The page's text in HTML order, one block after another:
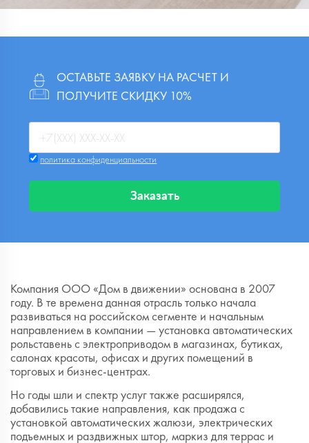
ОСТАВЬТЕ ЗАЯВКУ НА РАСЧЕТ И
ПОЛУЧИТЕ СКИДКУ 10%
политика конфиденциальности
Заказать
Компания ООО «Дом в движении» основана в 2007
году. В те времена данная отрасль только начала
развиваться на российском сегменте и начальным
направлением в компании — установка автоматических
рольставень с электроприводом в магазинах, бутиках,
салонах красоты, офисах и других помещений в
торговых и бизнес-центрах.
Но годы шли и спектр услуг также расширялся,
добавились такие направления, как продажа с
установкой автоматических жалюзи, электрических
подъемных и раздвижных штор, маркиз для террас и